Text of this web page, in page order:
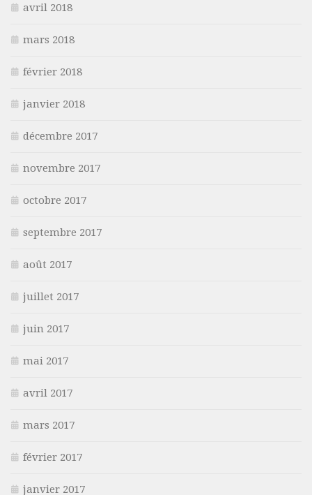
avril 2018
mars 2018
février 2018
janvier 2018
décembre 2017
novembre 2017
octobre 2017
septembre 2017
août 2017
juillet 2017
juin 2017
mai 2017
avril 2017
mars 2017
février 2017
janvier 2017